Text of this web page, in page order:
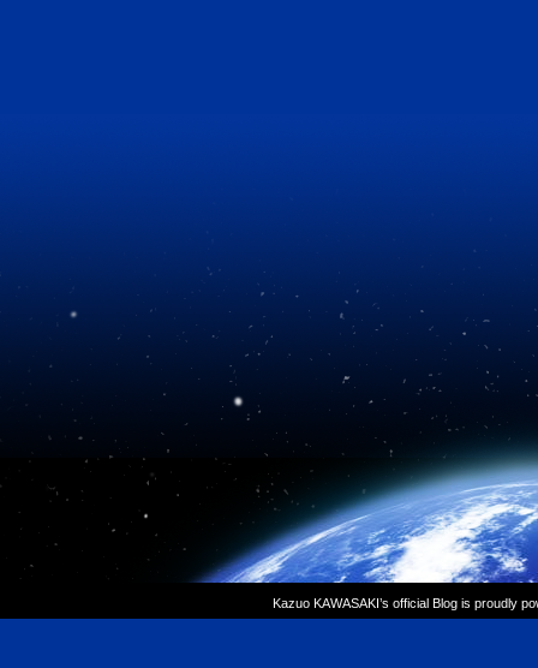
Kazuo KAWASAKI’s official Blog is proudly